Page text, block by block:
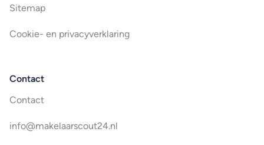
Sitemap
Cookie- en privacyverklaring
Contact
Contact
info@makelaarscout24.nl